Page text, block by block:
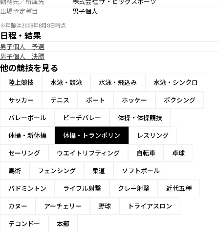
出場予定種目
男子個人
※年齢は2008年8月8日時点
日程・結果
男子個人 予選
男子個人 決勝
他の競技を見る
陸上競技 水泳・競泳 水泳・飛込み
水泳・シンクロ
サッカー
テニス ボート ホッケー
ボクシング
バレーボール
ビーチバレー
体操・体操競技
体操・新体操
体操・トランポリン
レスリング
セーリング
ウエイトリフティング 自転車
卓球
馬術
フェンシング 柔道
ソフトボール
バドミントン
ライフル射撃 クレー射撃
近代五種
カヌー
アーチェリー 野球
トライアスロン
テコンドー
本部